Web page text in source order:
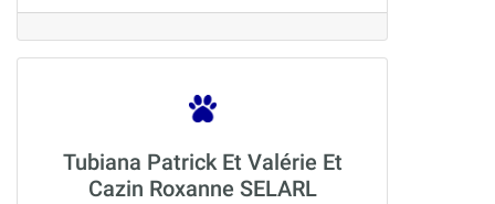
Tubiana Patrick Et Valérie Et
Cazin Roxanne SELARL